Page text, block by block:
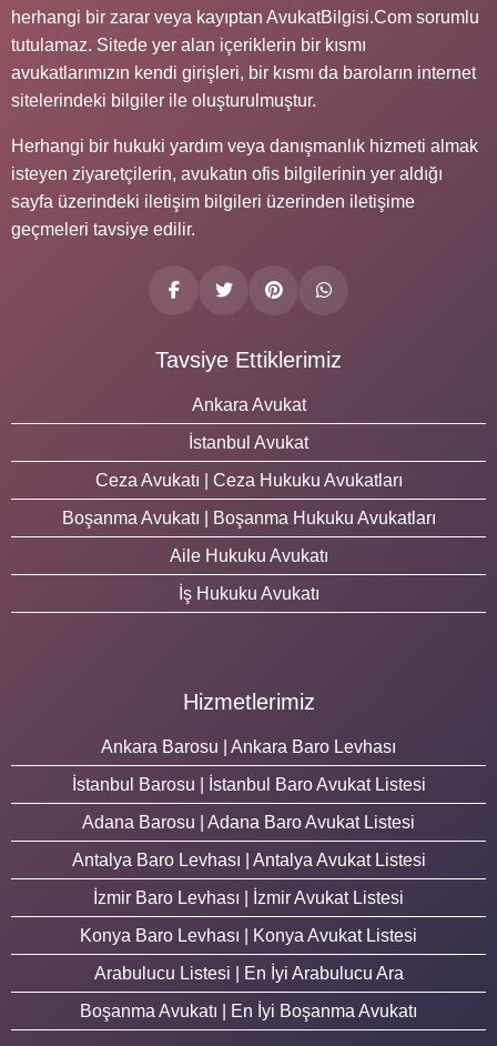
herhangi bir zarar veya kayıptan AvukatBilgisi.Com sorumlu
tutulamaz. Sitede yer alan içeriklerin bir kısmı
avukatlarımızın kendi girişleri, bir kısmı da baroların internet
sitelerindeki bilgiler ile oluşturulmuştur.
Herhangi bir hukuki yardım veya danışmanlık hizmeti almak
isteyen ziyaretçilerin, avukatın ofis bilgilerinin yer aldığı
sayfa üzerindeki iletişim bilgileri üzerinden iletişime
geçmeleri tavsiye edilir.
Tavsiye Ettiklerimiz
Ankara Avukat
İstanbul Avukat
Ceza Avukatı | Ceza Hukuku Avukatları
Boşanma Avukatı | Boşanma Hukuku Avukatları
Aile Hukuku Avukatı
İş Hukuku Avukatı
Hizmetlerimiz
Ankara Barosu | Ankara Baro Levhası
İstanbul Barosu | İstanbul Baro Avukat Listesi
Adana Barosu | Adana Baro Avukat Listesi
Antalya Baro Levhası | Antalya Avukat Listesi
İzmir Baro Levhası | İzmir Avukat Listesi
Konya Baro Levhası | Konya Avukat Listesi
Arabulucu Listesi | En İyi Arabulucu Ara
Boşanma Avukatı | En İyi Boşanma Avukatı